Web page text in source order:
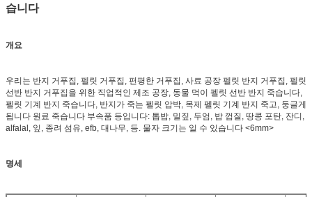
습니다
개요
우리는 반지 거푸집, 펠릿 거푸집, 편평한 거푸집, 사료 공장 펠릿 반지 거푸집, 펠릿
선반 반지 거푸집을 위한 직업적인 제조 공장, 동물 먹이 펠릿 선반 반지 죽습니다,
펠릿 기계 반지 죽습니다, 반지가 죽는 펠릿 압박, 목제 펠릿 기계 반지 죽고, 둥글게
됩니다 원료 죽습니다 부속품 등입니다: 톱밥, 밀짚, 두엄, 밥 껍질, 땅콩 포탄, 잔디,
alfalal, 잎, 종려 섬유, efb, 대나무, 등. 물자 크기는 일 수 있습니다 <6mm>
명세